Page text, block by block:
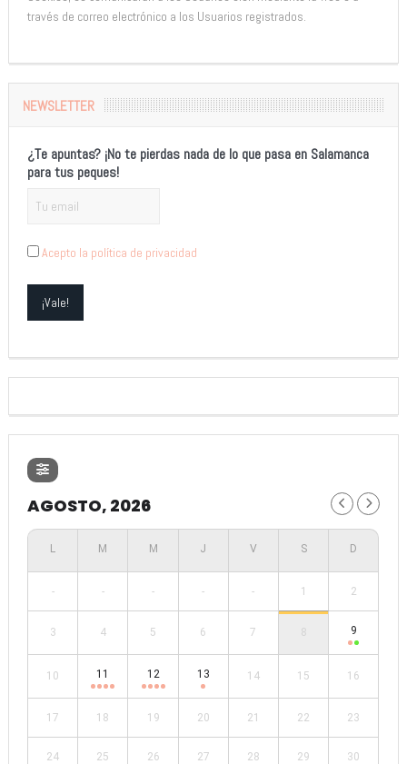
través de correo electrónico a los Usuarios registrados.
NEWSLETTER
¿Te apuntas? ¡No te pierdas nada de lo que pasa en Salamanca
para tus peques!
Acepto la política de privacidad
AGOSTO, 2026
- - - - - 1 2
3 4 5 6 7 8 9
10 11 12 13 14 15 16
17 18 19 20 21 22 23
24 25 26 27 28 29 30